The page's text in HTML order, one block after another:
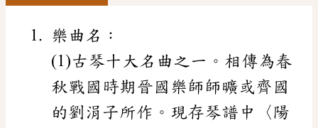
樂曲名：
(1)古琴十大名曲之一。相傳為春
秋戰國時期晉國樂師師曠或齊國
的劉涓子所作。現存琴譜中〈陽